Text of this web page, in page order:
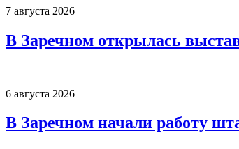
7 августа 2026
В Заречном открылась
6 августа 2026
В Заречном начали работу